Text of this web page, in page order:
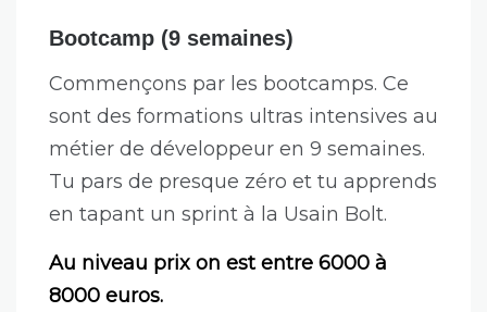
Bootcamp (9 semaines)
Commençons par les bootcamps. Ce
sont des formations ultras intensives au
métier de développeur en 9 semaines.
Tu pars de presque zéro et tu apprends
en tapant un sprint à la Usain Bolt.
Au niveau prix on est entre 6000 à
8000 euros.